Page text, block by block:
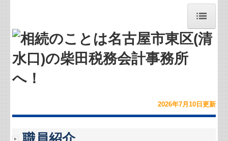
トップページ
お問合せ
事務所紹介
2026年7月10日 更新